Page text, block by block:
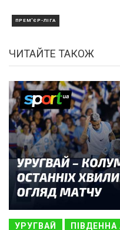
ПРЕМ'ЄР-ЛІГА
ЧИТАЙТЕ ТАКОЖ
УРУГВАЙ